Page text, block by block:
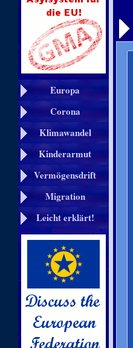
Europa
Corona
Klimawandel
Kinderarmut
Vermögensdrift
Migration
Leicht erklärt!